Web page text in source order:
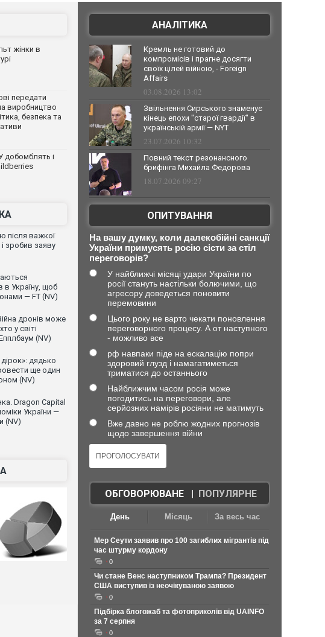
жінки в
передати
виробництво
безпека та
добомблять і
після важкої
зробив заяву
в Україну, щоб
— FT (NV)
дронів може
у світі
(NV)
дядько
ще один
(NV)
Dragon Capital
України —
(NV)
АНАЛІТИКА
Кремль не готовий до
компромісів і прагне досягти
своїх цілей війною, - Foreign
Affairs
03.08.2026 13:02
Звільнення Сирського знаменує
кінець епохи "старої гвардії" в
українській армії — NYT
23.07.2026 10:32
Повний текст резонансного
брифінга Михайла Федорова
18.07.2026 09:27
ОПИТУВАННЯ
На вашу думку, коли далекобійні санкції
України примусять росію сісти за стіл
переговорів?
У найближчі місяці удари України по
росії стануть настільки болючими, що
агресору доведеться поновити
перемовини
Цього року не варто чекати поновлення
переговорного процесу. А от наступного
- можливо все
рф навпаки піде на ескалацію попри
здоровий глузд і намагатиметься
триматися до останнього
Найближчим часом росія може
погодитись на переговори, але
серйозних намірів росіяни не матимуть
Вже давно не роблю жодних прогнозів
щодо завершення війни
ОБГОВОРЮВАНЕ| ПОПУЛЯРНЕ
День Місяць За весь час
Мер Сеути заявив про 100 загиблих мігрантів під
час штурму кордону
0
Чи стане Венс наступником Трампа? Президент
США виступив із неочікуваною заявою
0
Підбірка блогожаб та фотоприколів від UAINFO
за 7 серпня
0